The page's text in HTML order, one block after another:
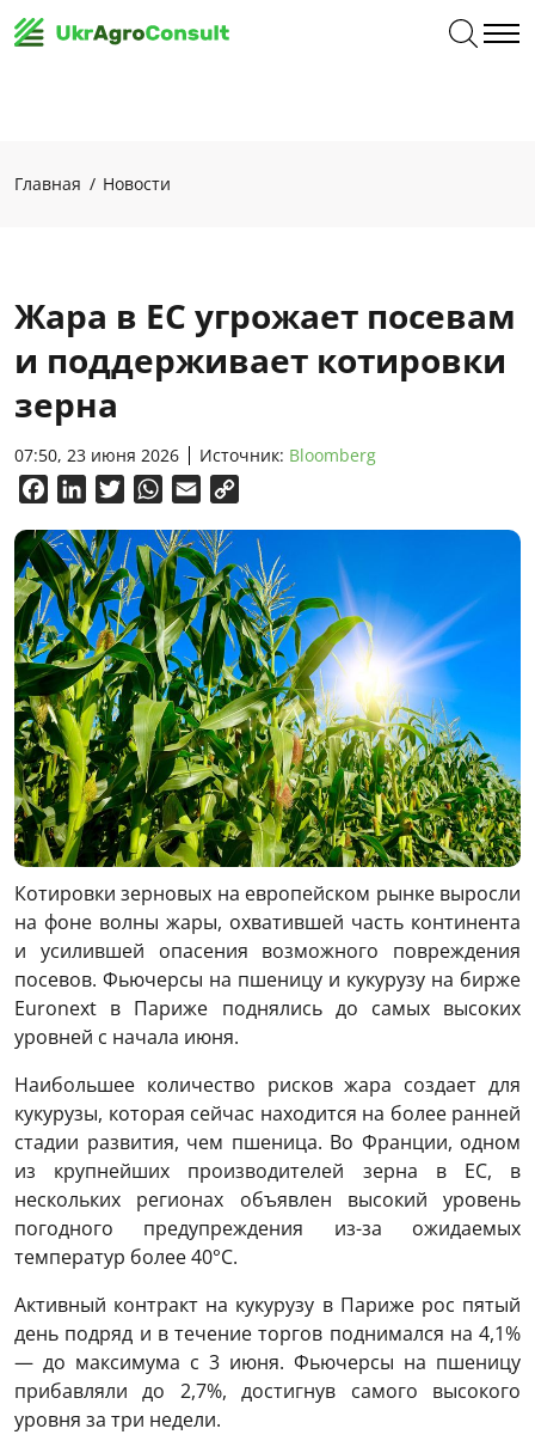
Главная Новости
Жара в ЕС угрожает посевам
и поддерживает котировки
зерна
07:50, 23 июня 2026 Источник: Bloomberg
FacebookLinkedInTwitterWhatsApp
Email
Котировки зерновых на европейском рынке выросли
на фоне волны жары, охватившей часть континента
и усилившей опасения возможного повреждения
посевов. Фьючерсы на пшеницу и кукурузу на бирже
Euronext в Париже поднялись до самых высоких
уровней с начала июня.
Наибольшее количество рисков жара создает для
кукурузы, которая сейчас находится на более ранней
стадии развития, чем пшеница. Во Франции, одном
из крупнейших производителей зерна в ЕС, в
нескольких регионах объявлен высокий уровень
погодного предупреждения из-за ожидаемых
температур более 40°C.
Активный контракт на кукурузу в Париже рос пятый
день подряд и в течение торгов поднимался на 4,1%
— до максимума с 3 июня. Фьючерсы на пшеницу
прибавляли до 2,7%, достигнув самого высокого
уровня за три недели.